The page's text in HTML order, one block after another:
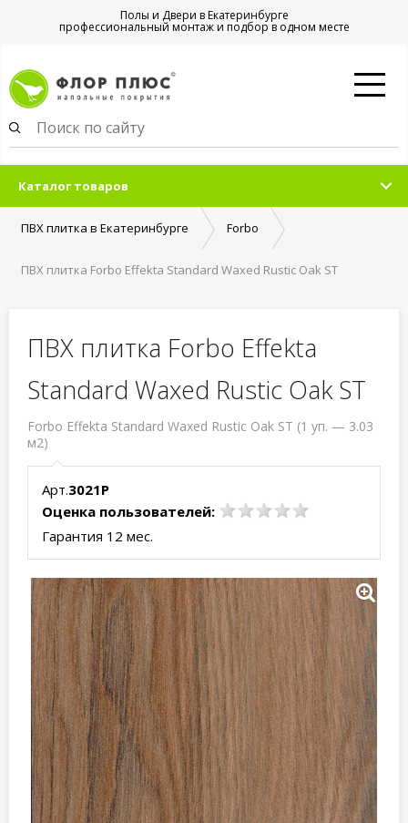
Полы и Двери в Екатеринбурге
профессиональный монтаж и подбор в одном месте
Каталог товаров
ПВХ плитка в Екатеринбурге Forbo
ПВХ плитка Forbo Effekta Standard Waxed Rustic Oak ST
ПВХ плитка Forbo Effekta
Standard Waxed Rustic Oak ST
Forbo Effekta Standard Waxed Rustic Oak ST (1 уп. — 3.03
м2)
Арт.3021P
Оценка пользователей:
Гарантия 12 мес.